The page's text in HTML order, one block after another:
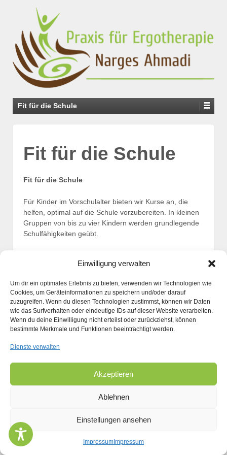
Einwilligung verwalten
Um dir ein optimales Erlebnis zu bieten, verwenden wir Technologien wie
Cookies, um Geräteinformationen zu speichern und/oder darauf
zuzugreifen. Wenn du diesen Technologien zustimmst, können wir Daten
wie das Surfverhalten oder eindeutige IDs auf dieser Website verarbeiten.
Wenn du deine Einwilligung nicht erteilst oder zurückziehst, können
bestimmte Merkmale und Funktionen beeinträchtigt werden.
Dienste verwalten
Akzeptieren
Ablehnen
Einstellungen ansehen
Impressum Impressum
Fit für die Schule
Fit für die Schule
Fit für die Schule
Für Kinder im Vorschulalter bieten wir Kurse an, die
helfen, optimal auf die Schule vorzubereiten. In kleinen
Gruppen von bis zu vier Kindern werden grundlegende
Schulfähigkeiten geübt.
Fähigkeiten
Förderung von Konzentration und
Aufmerksamkeit
Förderung von Sozialverhalten und Teamarbeit
© 2026 ↑ Responsive Themepowered by